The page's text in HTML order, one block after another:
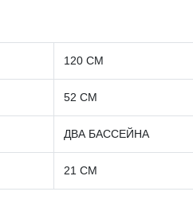
120 СМ
52 СМ
ДВА БАССЕЙНА
21 СМ